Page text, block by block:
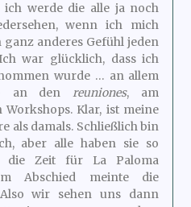
ich werde die alle ja noch
wenn ich mich
ganz anderes Gefühl jeden
war glücklich, dass ich
wurde … an allem
– an denreuniones, am
Klar, ist meine
als damals. Schließlich bin
aber alle haben sie so
die Zeit für La Paloma
Abschied meinte die
wir sehen uns dann